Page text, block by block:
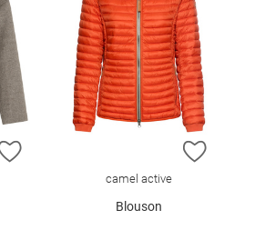
ZUR WUNSCHLISTE HINZUFÜGEN
ZUR
camel active
Blouson